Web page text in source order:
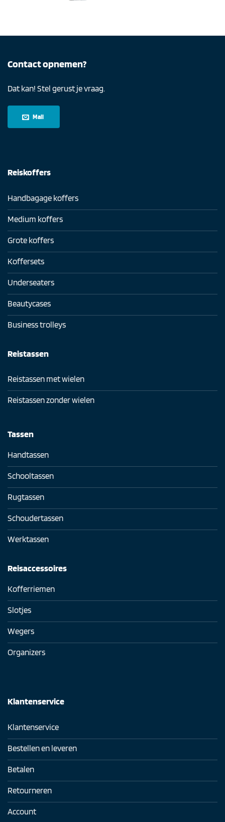
Contact opnemen?
Dat kan! Stel gerust je vraag.
Mail
Reiskoffers
Handbagage koffers
Medium koffers
Grote koffers
Koffersets
Underseaters
Beautycases
Business trolleys
Reistassen
Reistassen met wielen
Reistassen zonder wielen
Tassen
Handtassen
Schooltassen
Rugtassen
Schoudertassen
Werktassen
Reisaccessoires
Kofferriemen
Slotjes
Wegers
Organizers
Klantenservice
Klantenservice
Bestellen en leveren
Betalen
Retourneren
Account